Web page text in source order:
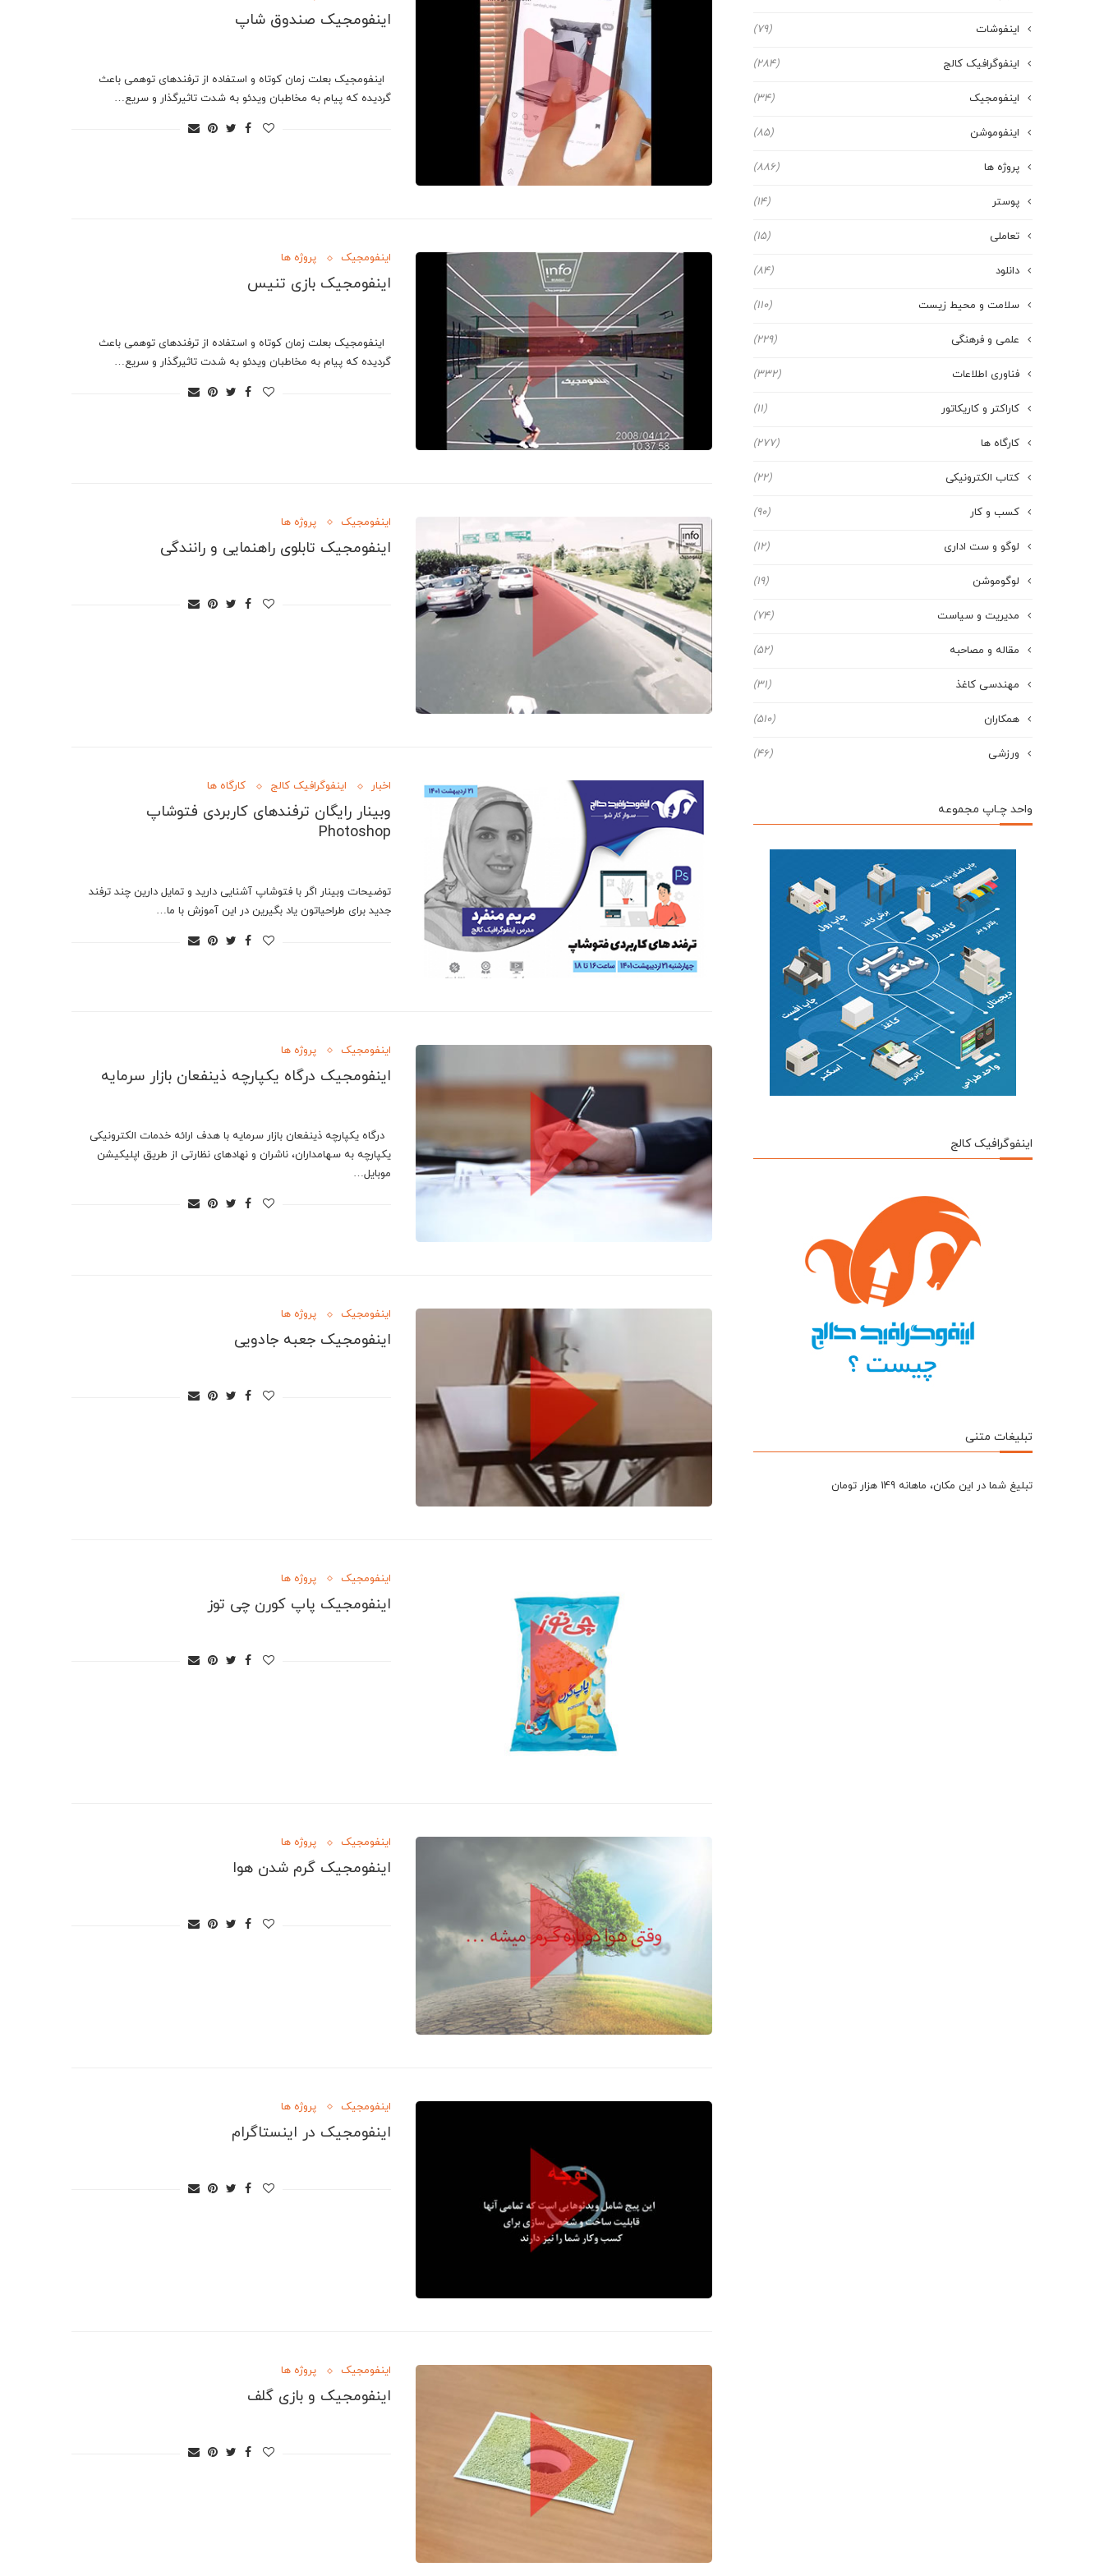
اینفومجیک صندوق شاپ
اینفومجیک بعلت زمان کوتاه و استفاده از ترفندهای توهمی باعث
گردیده که پیام به مخاطبان ویدئو به شدت تاثیرگذار و سریع…
اینفومجیک پروژه ها
اینفومجیک بازی تنیس
اینفومجیک بعلت زمان کوتاه و استفاده از ترفندهای توهمی باعث
گردیده که پیام به مخاطبان ویدئو به شدت تاثیرگذار و سریع…
اینفومجیک پروژه ها
اینفومجیک تابلوی راهنمایی و رانندگی
اخبار اینفوگرافیک کالج کارگاه ها
وبینار رایگان ترفندهای کاربردی فتوشاپ
Photoshop
توضیحات وبینار اگر با فتوشاپ آشنایی دارید و تمایل دارین چند ترفند
جدید برای طراحیاتون یاد بگیرین در این آموزش با ما…
اینفومجیک پروژه ها
اینفومجیک درگاه یکپارچه ذینفعان بازار سرمایه
درگاه یکپارچه ذینفعان بازار سرمایه با هدف ارائه خدمات الکترونیکی
يكپارچه به سهامداران، ناشران و نهادهای نظارتی از طریق اپلیکیشن
موبایل…
اینفومجیک پروژه ها
اینفومجیک جعبه جادویی
اینفومجیک پروژه ها
اینفومجیک پاپ کورن چی توز
اینفومجیک پروژه ها
اینفومجیک گرم شدن هوا
اینفومجیک پروژه ها
اینفومجیک در اینستاگرام
اینفومجیک پروژه ها
اینفومجیک و بازی گلف
اینفوشات (79)
اینفوگرافیک کالج (284)
اینفومجیک (34)
اینفوموشن (85)
پروژه ها (886)
پوستر (14)
تعاملی (15)
دانلود (84)
سلامت و محیط زیست (110)
علمی و فرهنگی (229)
فناوری اطلاعات (332)
کاراکتر و کاریکاتور (11)
کارگاه ها (277)
کتاب الکترونیکی (22)
کسب و کار (90)
لوگو و ست اداری (12)
لوگوموشن (19)
مدیریت و سیاست (74)
مقاله و مصاحبه (52)
مهندسی کاغذ (31)
همکاران (510)
ورزشی (46)
واحد چـاپ مجموعه
اینفوگرافیک کالج
تبلیغات متنی
تبلیغ شما در این مکان، ماهانه 149 هزار تومان